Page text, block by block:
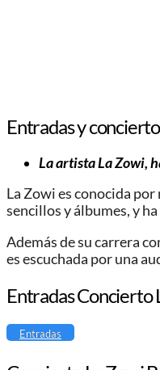
Entradas y
La artista La Zowi,
La Zowi es conocida
sencillos y álbumes, y
Además de su carrera
es escuchada por una
Entradas Concierto
Entradas